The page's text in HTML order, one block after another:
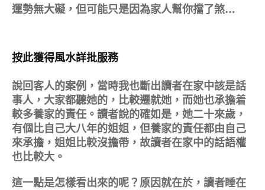
運勢無大礙，但可能只是因為家人幫你擋了煞…
按此獲得風水詳批服務
說回客人的案例，當時我也斷出讀者在家中該是話
事人，大家都聽她的，比較遷就她，而她也承擔着
較多養家的責任。讀者說的確如是，她二十來歲，
有個比自己大八年的姐姐，但養家的責任都由自己
來承擔，姐姐比較沒擔帶，故讀者在家中的話語權
也比較大。
這一點是怎樣看出來的呢？原因就在於，讀者睡在